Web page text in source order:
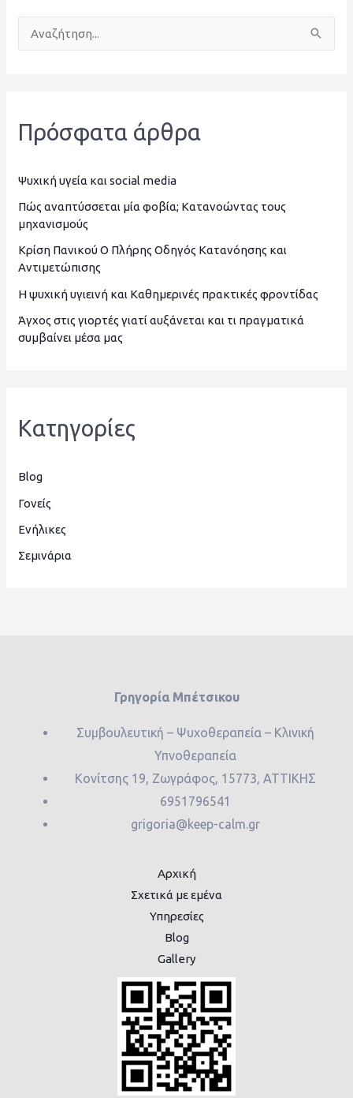
η
σ
η
γ
ι
α
:
Πρόσφατα άρθρα
Ψυχική υγεία και social media
Πώς αναπτύσσεται μία φοβία; Κατανοώντας τους
μηχανισμούς
Κρίση Πανικού Ο Πλήρης Οδηγός Κατανόησης και
Αντιμετώπισης
Η ψυχική υγιεινή και Καθημερινές πρακτικές φροντίδας
Άγχος στις γιορτές γιατί αυξάνεται και τι πραγματικά
συμβαίνει μέσα μας
Kατηγορίες
Blog
Γονείς
Ενήλικες
Σεμινάρια
Γρηγορία Μπέτσικου
Συμβουλευτική – Ψυχοθεραπεία – Κλινική
Υπνοθεραπεία
Κονίτσης 19, Ζωγράφος, 15773, ΑΤΤΙΚΗΣ
6951796541
grigoria@keep-calm.gr
Αρχική
Σχετικά με εμένα
Υπηρεσίες
Blog
Gallery